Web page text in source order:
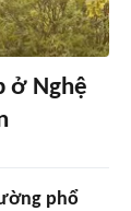
ở Nghệ
phổ